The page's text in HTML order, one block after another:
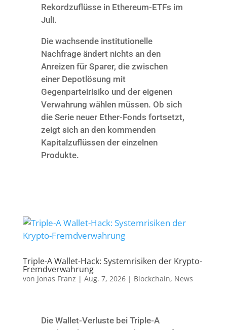
Rekordzuflüsse in Ethereum-ETFs im
Juli.
Die wachsende institutionelle
Nachfrage ändert nichts an den
Anreizen für Sparer, die zwischen
einer Depotlösung mit
Gegenparteirisiko und der eigenen
Verwahrung wählen müssen. Ob sich
die Serie neuer Ether-Fonds fortsetzt,
zeigt sich an den kommenden
Kapitalzuflüssen der einzelnen
Produkte.
Triple-A Wallet-Hack: Systemrisiken der Krypto-
Fremdverwahrung
von Jonas Franz | Aug. 7, 2026| Blockchain, News
Die Wallet-Verluste bei Triple-A